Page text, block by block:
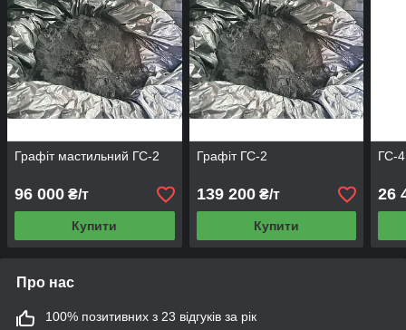
Графіт мастильний ГС-2
96 000 ₴/т
Купити
Графіт ГС-2
139 200₴/т
Купити
ГС-4
26
Про нас
100% позитивних з 23 відгуків за рік